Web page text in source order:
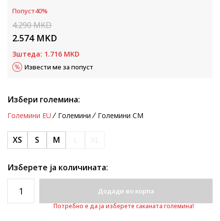
Попуст40%
4.290MKD
2.574 MKD
Зштеда: 1.716 MKD
Извести ме за попуст
Избери големина:
Големини EU Големини Големини CM
XS S M
Изберете ја количината:
Додади во корпа
Потребно е да ја изберете саканата големина!